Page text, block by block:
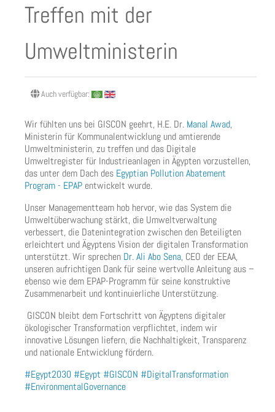
Treffen mit der
Umweltministerin
Auch verfügbar:
Wir fühlten uns bei GISCON geehrt, H.E. Dr. Manal Awad,
Ministerin für Kommunalentwicklung und amtierende
Umweltministerin, zu treffen und das Digitale
Umweltregister für Industrieanlagen in Ägypten vorzustellen,
das unter dem Dach des Egyptian Pollution Abatement
Program - EPAP entwickelt wurde.
Unser Managementteam hob hervor, wie das System die
Umweltüberwachung stärkt, die Umweltverwaltung
verbessert, die Datenintegration zwischen den Beteiligten
erleichtert und Ägyptens Vision der digitalen Transformation
unterstützt. Wir sprechen Dr. Ali Abo Sena, CEO der EEAA,
unseren aufrichtigen Dank für seine wertvolle Anleitung aus –
ebenso wie dem EPAP-Programm für seine konstruktive
Zusammenarbeit und kontinuierliche Unterstützung.
GISCON bleibt dem Fortschritt von Ägyptens digitaler
ökologischer Transformation verpflichtet, indem wir
innovative Lösungen liefern, die Nachhaltigkeit, Transparenz
und nationale Entwicklung fördern.
#Egypt2030 #Egypt #GISCON #DigitalTransformation
#EnvironmentalGovernance